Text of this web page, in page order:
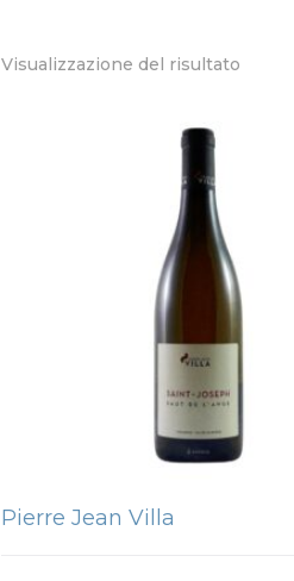
Visualizzazione del risultato
Pierre Jean Villa